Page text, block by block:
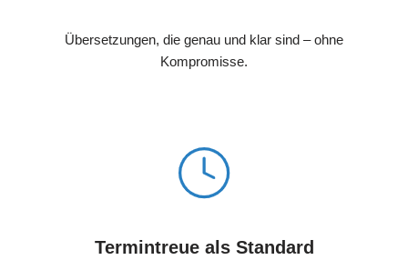
Übersetzungen, die genau und klar sind – ohne
Kompromisse.
Termintreue als Standard